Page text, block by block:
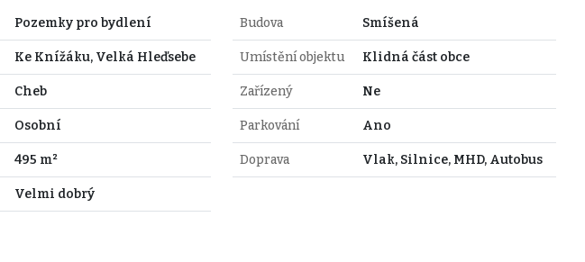
Pozemky pro bydlení
Ke Knížáku, Velká Hleďsebe
Cheb
Osobní
495 m²
Velmi dobrý
Budova Smíšená
Umístění objektu Klidná část obce
Zařízený Ne
Parkování Ano
Doprava Vlak, Silnice, MHD, Autobus